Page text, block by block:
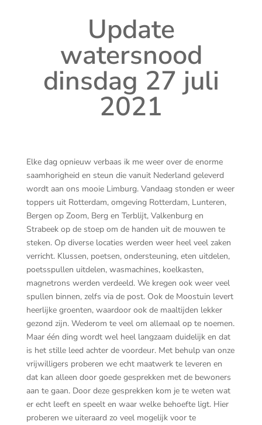
Update
watersnood
dinsdag 27 juli
2021
Elke dag opnieuw verbaas ik me weer over de enorme
saamhorigheid en steun die vanuit Nederland geleverd
wordt aan ons mooie Limburg. Vandaag stonden er weer
toppers uit Rotterdam, omgeving Rotterdam, Lunteren,
Bergen op Zoom, Berg en Terblijt, Valkenburg en
Strabeek op de stoep om de handen uit de mouwen te
steken. Op diverse locaties werden weer heel veel zaken
verricht. Klussen, poetsen, ondersteuning, eten uitdelen,
poetsspullen uitdelen, wasmachines, koelkasten,
magnetrons werden verdeeld. We kregen ook weer veel
spullen binnen, zelfs via de post. Ook de Moostuin levert
heerlijke groenten, waardoor ook de maaltijden lekker
gezond zijn. Wederom te veel om allemaal op te noemen.
Maar één ding wordt wel heel langzaam duidelijk en dat
is het stille leed achter de voordeur. Met behulp van onze
vrijwilligers proberen we echt maatwerk te leveren en
dat kan alleen door goede gesprekken met de bewoners
aan te gaan. Door deze gesprekken kom je te weten wat
er echt leeft en speelt en waar welke behoefte ligt. Hier
proberen we uiteraard zo veel mogelijk voor te